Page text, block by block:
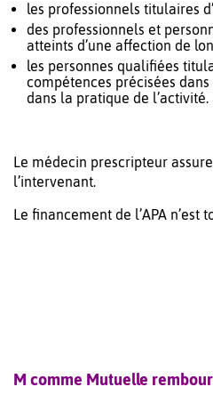
les professionnels titulaires
des professionnels et
atteints d’une affection de
les personnes qualifiées
compétences précisées
dans la pratique de l’activité.
Le médecin prescripteur
l’intervenant.
Le financement de l’APA
M comme Mutuelle